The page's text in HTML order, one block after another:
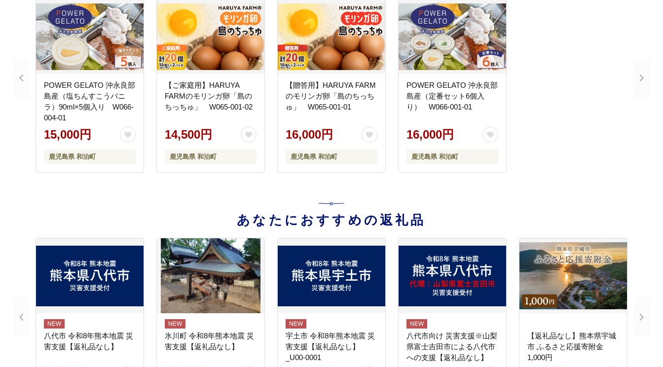
POWER GELATO 沖永良部
島産（塩ちんすこうバニ
ラ）90ml×5個入り W066-
004-01
15,000円
鹿児島県 和泊町
【ご家庭用】HARUYA
FARMのモリンガ卵「島の
ちっちゅ」 W065-001-02
14,500円
鹿児島県 和泊町
【贈答用】HARUYA FARM
のモリンガ卵「島のちっち
ゅ」 W065-001-01
16,000円
鹿児島県 和泊町
POWER GELATO 沖永良部
島産（定番セット6個入
り） W066-001-01
16,000円
鹿児島県 和泊町
あなたにおすすめの返礼品
八代市 令和8年熊本地震 災
害支援【返礼品なし】
氷川町 令和8年熊本地震 災
害支援【返礼品なし】
宇土市 令和8年熊本地震 災
害支援【返礼品なし】
_U00-0001
八代市向け 災害支援※山梨
県富士吉田市による八代市
への支援【返礼品なし】
【返礼品なし】熊本県宇城
市 ふるさと応援寄附金
1,000円